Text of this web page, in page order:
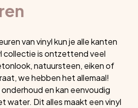
van vinyl kun je alle kanten
collectie is ontzettend veel
natuursteen, eiken of
we hebben het allemaal!
onderhoud en kan eenvoudig
water. Dit alles maakt een vinyl